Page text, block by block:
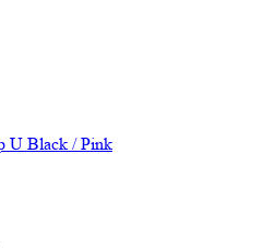
U Black / Pink